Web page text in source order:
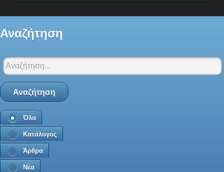
Αναζήτηση
Αναζήτηση στο Santorini-net:
Αναζήτηση
Όλα
Κατάλογος
Άρθρα
Νέα